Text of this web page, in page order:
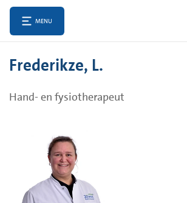
MENU
Frederikze, L.
Hand- en fysiotherapeut